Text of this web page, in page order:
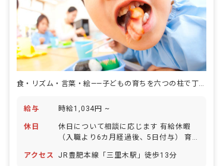
食・リズム・言葉・絵——子どもの育ちを六つの柱で丁寧に支える園。
給与 時給1,034円 ~
休日
休日について相談に応じます 有給休暇
（入職より6カ月経過後、5日付与） 育
アクセス
JR豊肥本線「三里木駅」徒歩13分